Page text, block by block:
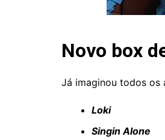
Novo box
Já imaginou todos os
Loki
Singin Alone